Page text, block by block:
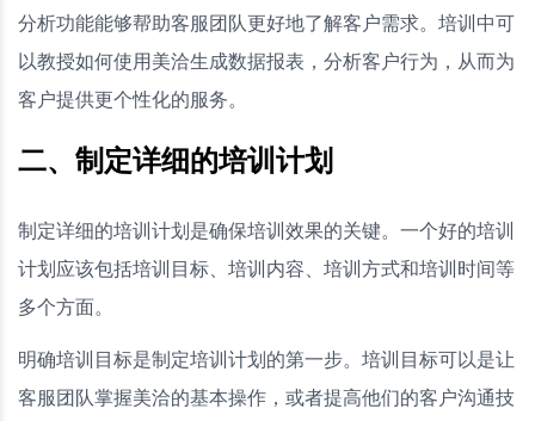
分析功能能够帮助客服团队更好地了解客户需求。培训中可
以教授如何使用美洽生成数据报表，分析客户行为，从而为
客户提供更个性化的服务。
二、制定详细的培训计划
制定详细的培训计划是确保培训效果的关键。一个好的培训
计划应该包括培训目标、培训内容、培训方式和培训时间等
多个方面。
明确培训目标是制定培训计划的第一步。培训目标可以是让
客服团队掌握美洽的基本操作，或者提高他们的客户沟通技